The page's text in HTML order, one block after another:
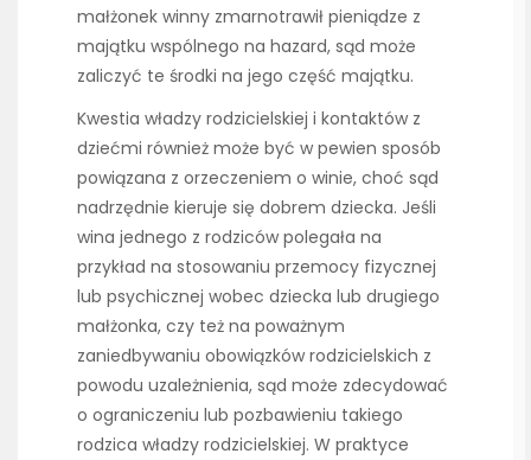
małżonek winny zmarnotrawił pieniądze z
majątku wspólnego na hazard, sąd może
zaliczyć te środki na jego część majątku.
Kwestia władzy rodzicielskiej i kontaktów z
dziećmi również może być w pewien sposób
powiązana z orzeczeniem o winie, choć sąd
nadrzędnie kieruje się dobrem dziecka. Jeśli
wina jednego z rodziców polegała na
przykład na stosowaniu przemocy fizycznej
lub psychicznej wobec dziecka lub drugiego
małżonka, czy też na poważnym
zaniedbywaniu obowiązków rodzicielskich z
powodu uzależnienia, sąd może zdecydować
o ograniczeniu lub pozbawieniu takiego
rodzica władzy rodzicielskiej. W praktyce